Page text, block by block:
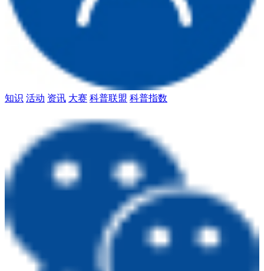
知识 活动 资讯 大赛 科普联盟 科普指数